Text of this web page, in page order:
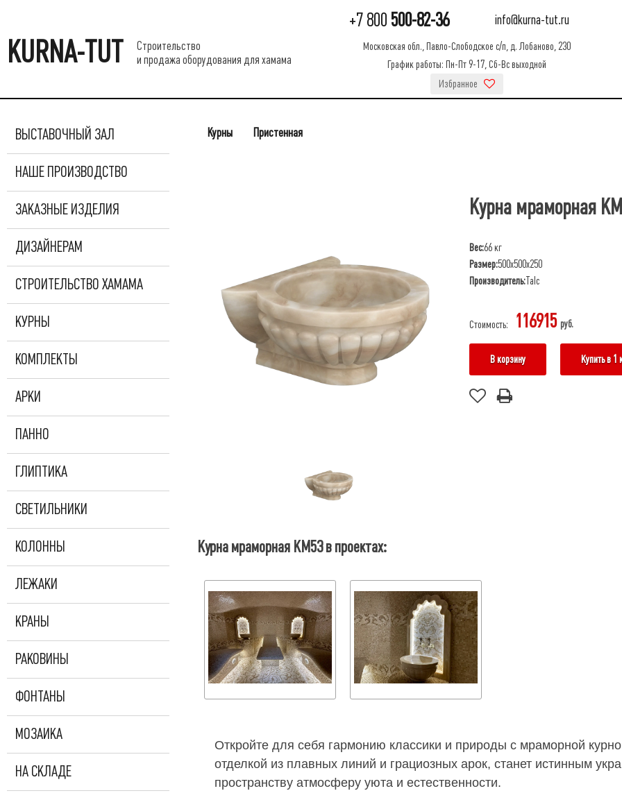
KURNA-TUT
Строительство
и продажа оборудования для хамама
+7 800 500-82-36 info@kurna-tut.ru
Московская обл., Павло-Слободское с/п, д. Лобаново, 230
График работы: Пн-Пт 9-17, Сб-Вс выходной
Избранное
ВЫСТАВОЧНЫЙ ЗАЛ
НАШЕ ПРОИЗВОДСТВО
ЗАКАЗНЫЕ ИЗДЕЛИЯ
ДИЗАЙНЕРАМ
СТРОИТЕЛЬСТВО ХАМАМА
КУРНЫ
КОМПЛЕКТЫ
АРКИ
ПАННО
ГЛИПТИКА
СВЕТИЛЬНИКИ
КОЛОННЫ
ЛЕЖАКИ
КРАНЫ
РАКОВИНЫ
ФОНТАНЫ
МОЗАИКА
НА СКЛАДЕ
Курны Пристенная
Курна мраморная
Вес:66 кг
Размер:500х500х250
Производитель:Talc
Стоимость: 116915 руб.
В корзину Купить в 1
Курна мраморная КМ53 в проектах:
Откройте для себя гармонию классики и природы с мраморной
отделкой из плавных линий и грациозных арок, станет истинным
пространству атмосферу уюта и естественности.